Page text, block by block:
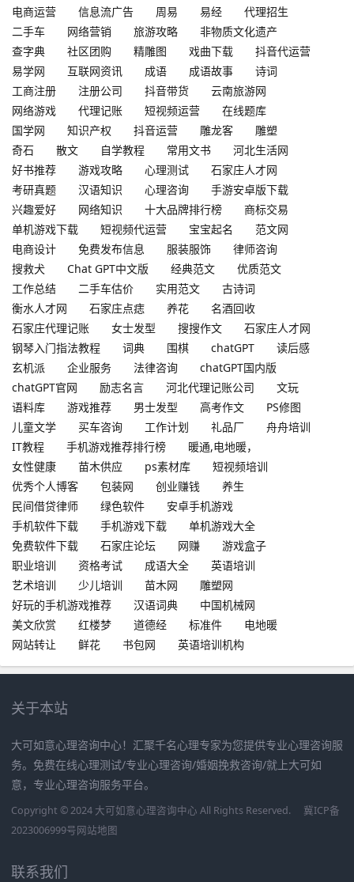
电商运营 信息流广告 周易 易经
代理招生
二手车
网络营销 旅游攻略
非物质文化遗产
查字典
社区团购 精雕图 戏曲下载
抖音代运营
易学网
互联网资讯 成语 成语故事
诗词
工商注册
注册公司 抖音带货
云南旅游网
网络游戏
代理记账 短视频运营
在线题库
国学网
知识产权 抖音运营 雕龙客
雕塑
奇石
散文 自学教程 常用文书
河北生活网
好书推荐
游戏攻略 心理测试
石家庄人才网
考研真题
汉语知识 心理咨询
手游安卓版下载
兴趣爱好
网络知识 十大品牌排行榜
商标交易
单机游戏下载
短视频代运营 宝宝起名
范文网
电商设计
免费发布信息 服装服饰
律师咨询
搜救犬
Chat GPT中文版 经典范文
优质范文
工作总结
二手车估价 实用范文
古诗词
衡水人才网
石家庄点痣 养花
名酒回收
石家庄代理记账
女士发型 搜搜作文
石家庄人才网
钢琴入门指法教程
词典 围棋 chatGPT
读后感
玄机派
企业服务 法律咨询
chatGPT国内版
chatGPT官网
励志名言 河北代理记账公司
文玩
语料库
游戏推荐 男士发型 高考作文
PS修图
儿童文学
买车咨询 工作计划 礼品厂
舟舟培训
IT教程
手机游戏推荐排行榜
暖通,电地暖，
女性健康
苗木供应 ps素材库
短视频培训
优秀个人博客
包装网 创业赚钱
养生
民间借贷律师
绿色软件
安卓手机游戏
手机软件下载
手机游戏下载
单机游戏大全
免费软件下载
石家庄论坛 网赚
游戏盒子
职业培训
资格考试 成语大全
英语培训
艺术培训
少儿培训 苗木网
雕塑网
好玩的手机游戏推荐
汉语词典
中国机械网
美文欣赏
红楼梦 道德经 标准件
电地暖
网站转让
鲜花 书包网 英语培训机构
关于本站
大可如意心理咨询中心！汇聚千名心理专家为您提供专业心理咨询服
务。免费在线心理测试/专业心理咨询/婚姻挽救咨询/就上大可如
意，专业心理咨询服务平台。
Copyright © 2024 大可如意心理咨询中心 All Rights Reserved.
冀ICP备
2023006999号网站地图
联系我们